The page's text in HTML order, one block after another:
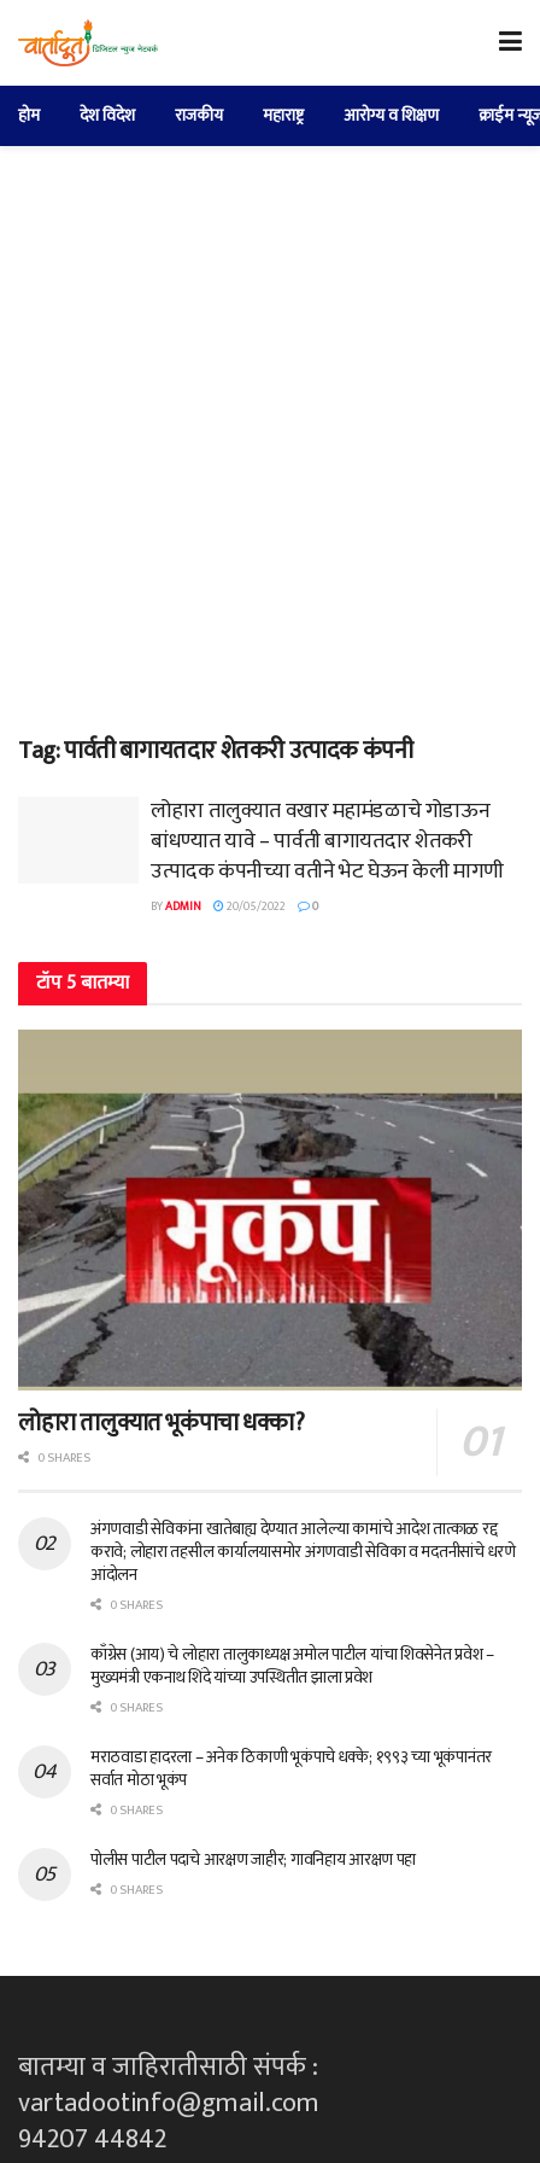
होम देश विदेश राजकीय महाराष्ट्र आरोग्य व शिक्षण क्राईम
Tag:पार्वती बागायतदार शेतकरी उत्पादक कंपनी
लोहारा तालुक्यात वखार महामंडळाचे गोडाऊन
बांधण्यात यावे – पार्वती बागायतदार शेतकरी
उत्पादक कंपनीच्या वतीने भेट घेऊन केली मागणी
BYADMIN 20/05/2022 0
टॉप 5 बातम्या
लोहारा तालुक्यात भूकंपाचा धक्का?
0 SHARES
अंगणवाडी सेविकांना खातेबाह्य देण्यात आलेल्या कामांचे आदेश तात्काळ रद्द
करावे; लोहारा तहसील कार्यालयासमोर अंगणवाडी सेविका व मदतनीसांचे धरणे
आंदोलन
0 SHARES
काँग्रेस (आय) चे लोहारा तालुकाध्यक्ष अमोल पाटील यांचा शिवसेनेत प्रवेश –
मुख्यमंत्री एकनाथ शिंदे यांच्या उपस्थितीत झाला प्रवेश
0 SHARES
मराठवाडा हादरला – अनेक ठिकाणी भूकंपाचे धक्के; १९९३ च्या भूकंपानंतर
सर्वात मोठा भूकंप
0 SHARES
पोलीस पाटील पदाचे आरक्षण जाहीर; गावनिहाय आरक्षण पहा
0 SHARES
बातम्या व जाहिरातीसाठी संपर्क :
vartadootinfo@gmail.com
94207 44842